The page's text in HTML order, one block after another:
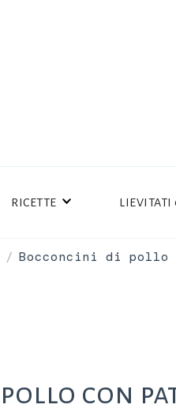
RICETTE LIEVITATI
/ Bocconcini di
con